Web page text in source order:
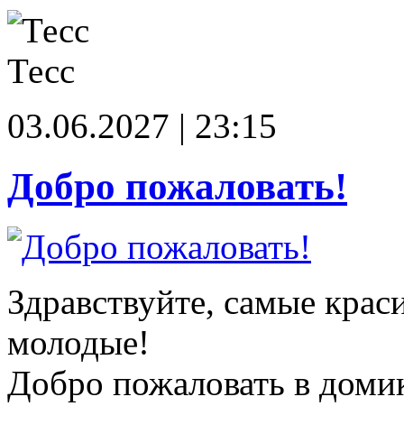
Тесс
03.06.2027 | 23:15
Добро пожаловать!
Здравствуйте, самые
молодые!
Добро пожаловать в